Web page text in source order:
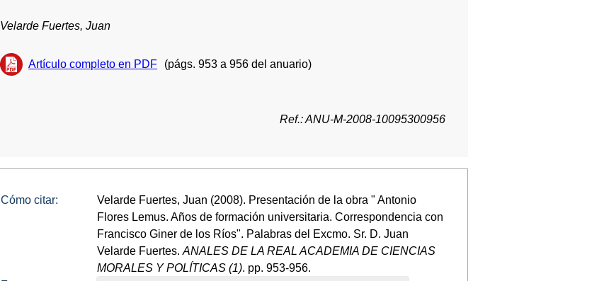
Velarde Fuertes, Juan
Artículo completo en PDF (págs. 953 a 956 del anuario)
Ref.: ANU-M-2008-10095300956
Cómo citar:
Velarde Fuertes, Juan (2008). Presentación de la obra " Antonio
Flores Lemus. Años de formación universitaria. Correspondencia con
Francisco Giner de los Ríos". Palabras del Excmo. Sr. D. Juan
Velarde Fuertes.ANALES DE LA REAL ACADEMIA DE CIENCIAS
MORALES Y POLÍTICAS (1). pp. 953-956.